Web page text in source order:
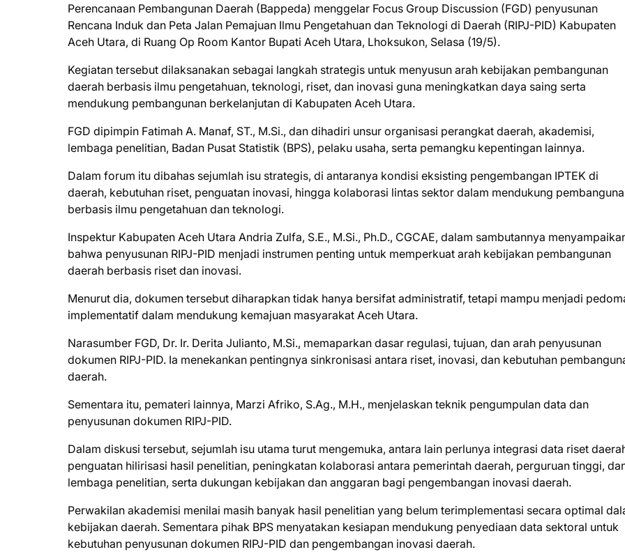
Perencanaan Pembangunan Daerah (Bappeda) menggelar Focus Group Discussion (FGD) penyusunan
Rencana Induk dan Peta Jalan Pemajuan Ilmu Pengetahuan dan Teknologi di Daerah (RIPJ-PID) Kabupaten
Aceh Utara, di Ruang Op Room Kantor Bupati Aceh Utara, Lhoksukon, Selasa (19/5).
Kegiatan tersebut dilaksanakan sebagai langkah strategis untuk menyusun arah kebijakan pembangunan
daerah berbasis ilmu pengetahuan, teknologi, riset, dan inovasi guna meningkatkan daya saing serta
mendukung pembangunan berkelanjutan di Kabupaten Aceh Utara.
FGD dipimpin Fatimah A. Manaf, ST., M.Si., dan dihadiri unsur organisasi perangkat daerah, akademisi,
lembaga penelitian, Badan Pusat Statistik (BPS), pelaku usaha, serta pemangku kepentingan lainnya.
Dalam forum itu dibahas sejumlah isu strategis, di antaranya kondisi eksisting pengembangan IPTEK di
daerah, kebutuhan riset, penguatan inovasi, hingga kolaborasi lintas sektor dalam mendukung
berbasis ilmu pengetahuan dan teknologi.
Inspektur Kabupaten Aceh Utara Andria Zulfa, S.E., M.Si., Ph.D., CGCAE, dalam sambutannya
bahwa penyusunan RIPJ-PID menjadi instrumen penting untuk memperkuat arah kebijakan pembangunan
daerah berbasis riset dan inovasi.
Menurut dia, dokumen tersebut diharapkan tidak hanya bersifat administratif, tetapi mampu menjadi
implementatif dalam mendukung kemajuan masyarakat Aceh Utara.
Narasumber FGD, Dr. Ir. Derita Julianto, M.Si., memaparkan dasar regulasi, tujuan, dan arah penyusunan
dokumen RIPJ-PID. Ia menekankan pentingnya sinkronisasi antara riset, inovasi, dan kebutuhan
daerah.
Sementara itu, pemateri lainnya, Marzi Afriko, S.Ag., M.H., menjelaskan teknik pengumpulan data dan
penyusunan dokumen RIPJ-PID.
Dalam diskusi tersebut, sejumlah isu utama turut mengemuka, antara lain perlunya integrasi data riset
penguatan hilirisasi hasil penelitian, peningkatan kolaborasi antara pemerintah daerah, perguruan tinggi,
lembaga penelitian, serta dukungan kebijakan dan anggaran bagi pengembangan inovasi daerah.
Perwakilan akademisi menilai masih banyak hasil penelitian yang belum terimplementasi secara optimal
kebijakan daerah. Sementara pihak BPS menyatakan kesiapan mendukung penyediaan data sektoral untuk
kebutuhan penyusunan dokumen RIPJ-PID dan pengembangan inovasi daerah.